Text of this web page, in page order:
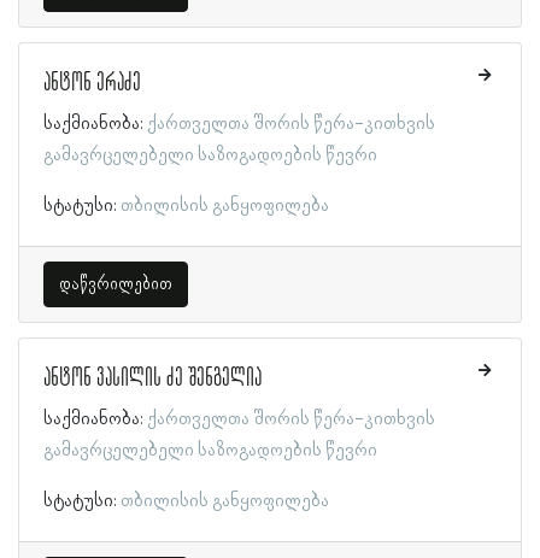
ანტონ ერაძე
საქმიანობა: ქართველთა შორის წერა-კითხვის
გამავრცელებელი საზოგადოების წევრი
სტატუსი: თბილისის განყოფილება
დაწვრილებით
ანტონ ვასილის ძე შენგელია
საქმიანობა: ქართველთა შორის წერა-კითხვის
გამავრცელებელი საზოგადოების წევრი
სტატუსი: თბილისის განყოფილება